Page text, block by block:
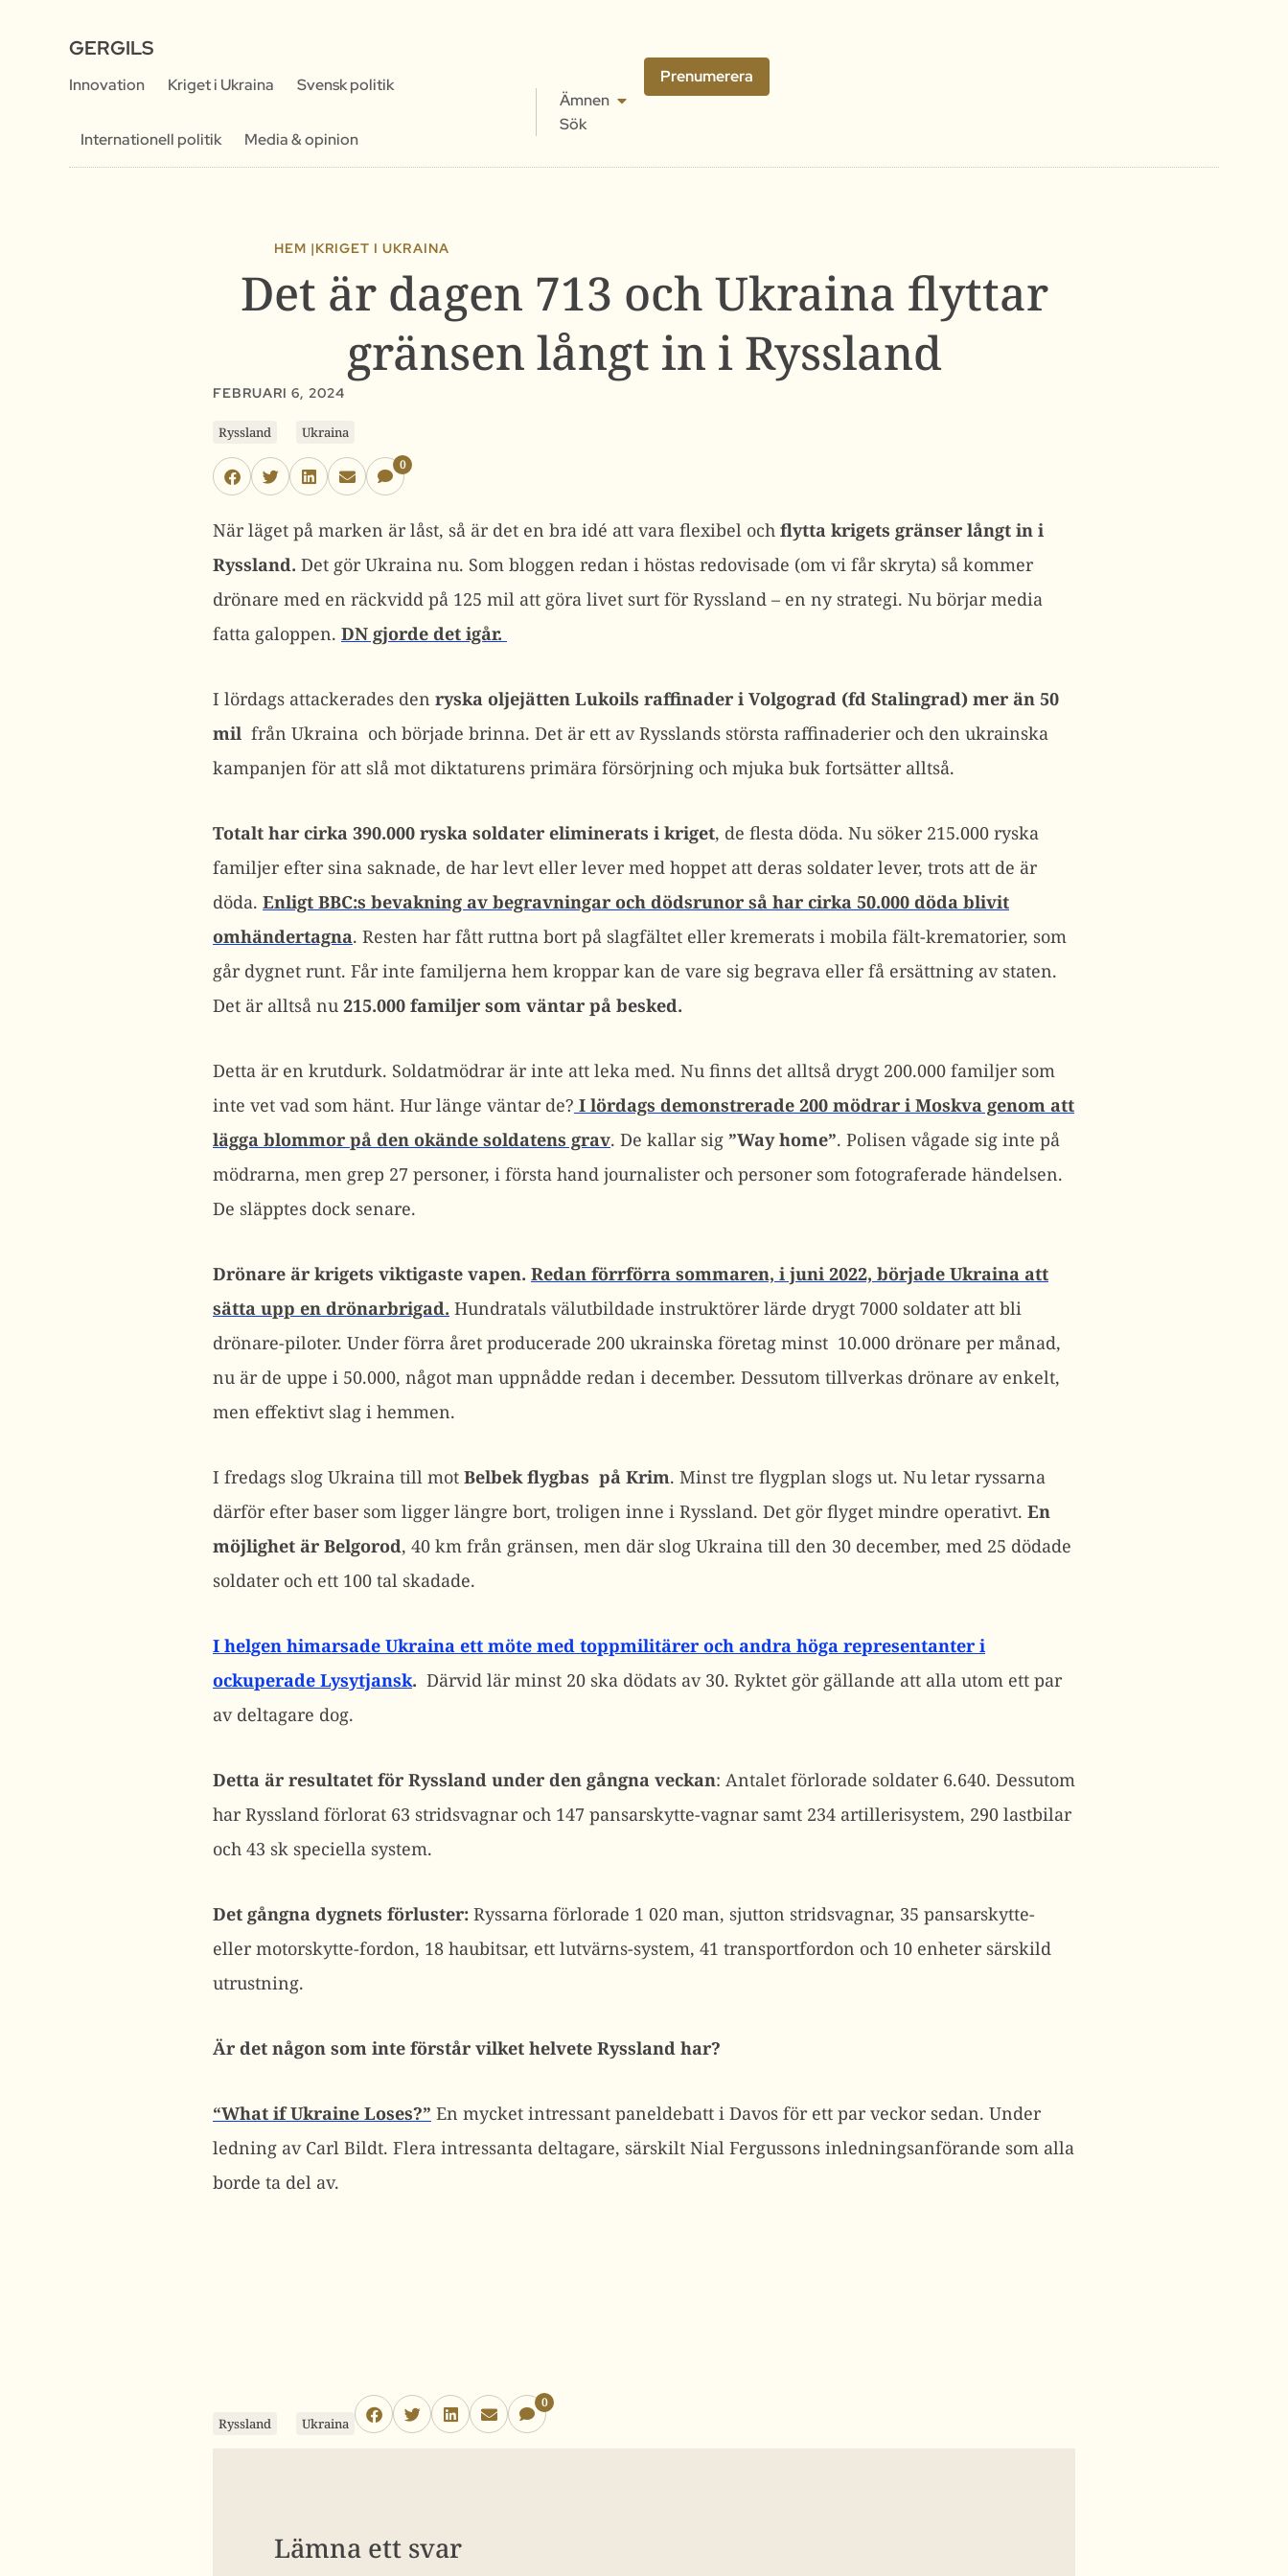
GERGILS
Innovation Kriget i Ukraina Svensk politik
Internationell politik Media & opinion
Ämnen
Sök
Prenumerera
HEM |KRIGET I UKRAINA
Det är dagen 713 och Ukraina flyttar
gränsen långt in i Ryssland
FEBRUARI 6, 2024
Ryssland Ukraina
0
När läget på marken är låst, så är det en bra idé att vara flexibel och flytta krigets gränser långt in i
Ryssland. Det gör Ukraina nu. Som bloggen redan i höstas redovisade (om vi får skryta) så kommer
drönare med en räckvidd på 125 mil att göra livet surt för Ryssland – en ny strategi. Nu börjar media
fatta galoppen. DN gjorde det igår.
I lördags attackerades den ryska oljejätten Lukoils raffinader i Volgograd (fd Stalingrad) mer än 50
mil från Ukraina och började brinna. Det är ett av Rysslands största raffinaderier och den ukrainska
kampanjen för att slå mot diktaturens primära försörjning och mjuka buk fortsätter alltså.
Totalt har cirka 390.000 ryska soldater eliminerats i kriget, de flesta döda. Nu söker 215.000 ryska
familjer efter sina saknade, de har levt eller lever med hoppet att deras soldater lever, trots att de är
döda. Enligt BBC:s bevakning av begravningar och dödsrunor så har cirka 50.000 döda blivit
omhändertagna. Resten har fått ruttna bort på slagfältet eller kremerats i mobila fält-krematorier, som
går dygnet runt. Får inte familjerna hem kroppar kan de vare sig begrava eller få ersättning av staten.
Det är alltså nu 215.000 familjer som väntar på besked.
Detta är en krutdurk. Soldatmödrar är inte att leka med. Nu finns det alltså drygt 200.000 familjer som
inte vet vad som hänt. Hur länge väntar de? I lördags demonstrerade 200 mödrar i Moskva genom att
lägga blommor på den okände soldatens grav. De kallar sig ”Way home”. Polisen vågade sig inte på
mödrarna, men grep 27 personer, i första hand journalister och personer som fotograferade händelsen.
De släpptes dock senare.
Drönare är krigets viktigaste vapen. Redan förrförra sommaren, i juni 2022, började Ukraina att
sätta upp en drönarbrigad. Hundratals välutbildade instruktörer lärde drygt 7000 soldater att bli
drönare-piloter. Under förra året producerade 200 ukrainska företag minst 10.000 drönare per månad,
nu är de uppe i 50.000, något man uppnådde redan i december. Dessutom tillverkas drönare av enkelt,
men effektivt slag i hemmen.
I fredags slog Ukraina till mot Belbek flygbas på Krim. Minst tre flygplan slogs ut. Nu letar ryssarna
därför efter baser som ligger längre bort, troligen inne i Ryssland. Det gör flyget mindre operativt. En
möjlighet är Belgorod, 40 km från gränsen, men där slog Ukraina till den 30 december, med 25 dödade
soldater och ett 100 tal skadade.
I helgen himarsade Ukraina ett möte med toppmilitärer och andra höga representanter i
ockuperade Lysytjansk. Därvid lär minst 20 ska dödats av 30. Ryktet gör gällande att alla utom ett par
av deltagare dog.
Detta är resultatet för Ryssland under den gångna veckan: Antalet förlorade soldater 6.640. Dessutom
har Ryssland förlorat 63 stridsvagnar och 147 pansarskytte-vagnar samt 234 artillerisystem, 290 lastbilar
och 43 sk speciella system.
Det gångna dygnets förluster: Ryssarna förlorade 1 020 man, sjutton stridsvagnar, 35 pansarskytte-
eller motorskytte-fordon, 18 haubitsar, ett lutvärns-system, 41 transportfordon och 10 enheter särskild
utrustning.
Är det någon som inte förstår vilket helvete Ryssland har?
“What if Ukraine Loses?” En mycket intressant paneldebatt i Davos för ett par veckor sedan. Under
ledning av Carl Bildt. Flera intressanta deltagare, särskilt Nial Fergussons inledningsanförande som alla
borde ta del av.
Ryssland Ukraina
0
Lämna ett svar